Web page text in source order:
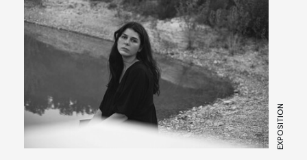
EXPOSITION